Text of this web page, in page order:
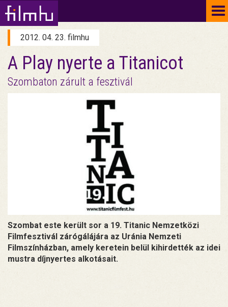
2012. 04. 23. filmhu
A Play nyerte a Titanicot
Szombaton zárult a fesztivál
Szombat este került sor a 19. Titanic Nemzetközi
Filmfesztivál zárógálájára az Uránia Nemzeti
Filmszínházban, amely keretein belül kihirdették az idei
mustra díjnyertes alkotásait.